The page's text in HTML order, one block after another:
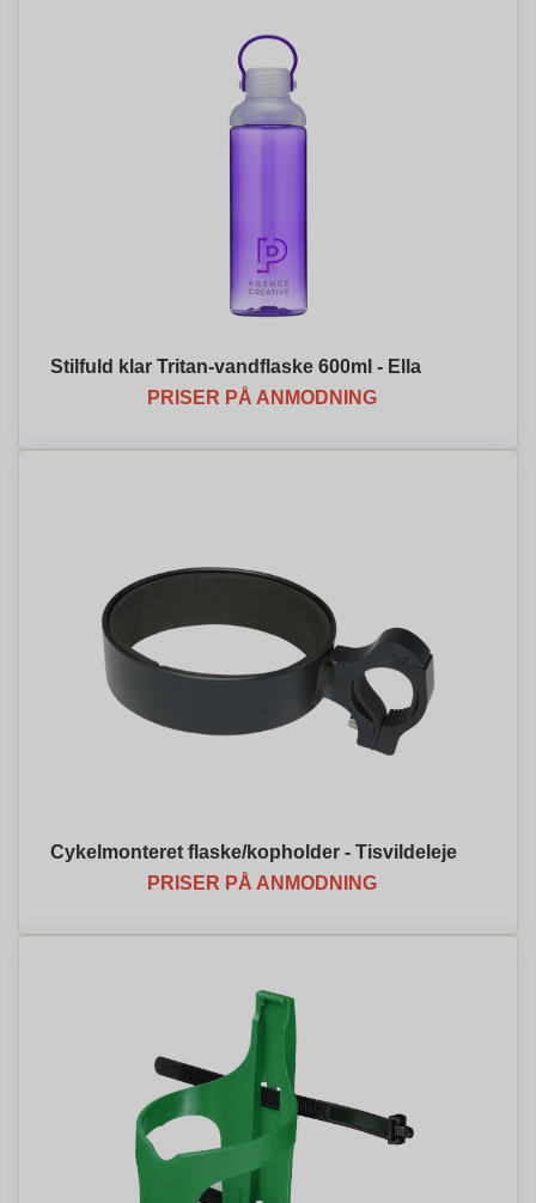
Stilfuld klar Tritan-vandflaske 600ml - Ella
PRISER PÅ ANMODNING
Cykelmonteret flaske/kopholder - Tisvildeleje
PRISER PÅ ANMODNING